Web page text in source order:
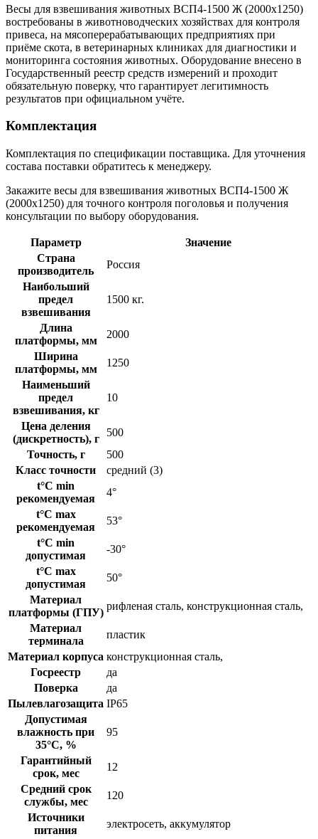
Весы для взвешивания животных ВСП4-1500 Ж (2000х1250)
востребованы в животноводческих хозяйствах для контроля
привеса, на мясоперерабатывающих предприятиях при
приёме скота, в ветеринарных клиниках для диагностики и
мониторинга состояния животных. Оборудование внесено в
Государственный реестр средств измерений и проходит
обязательную поверку, что гарантирует легитимность
результатов при официальном учёте.
Комплектация
Комплектация по спецификации поставщика. Для уточнения
состава поставки обратитесь к менеджеру.
Закажите весы для взвешивания животных ВСП4-1500 Ж
(2000х1250) для точного контроля поголовья и получения
консультации по выбору оборудования.
Параметр
Значение
Страна
производитель
Россия
Наибольший
предел
взвешивания
1500 кг.
Длина
платформы, мм
2000
Ширина
платформы, мм
1250
Наименьший
предел
взвешивания, кг
10
Цена деления
(дискретность), г
500
Точность, г
500
Класс точности
средний (3)
t°C min
рекомендуемая
4°
t°C max
рекомендуемая
53°
t°C min
допустимая
-30°
t°C max
допустимая
50°
Материал
платформы (ГПУ)
рифленая сталь, конструкционная сталь,
Материал
терминала
пластик
Материал корпуса конструкционная сталь,
Госреестр
да
Поверка
да
Пылевлагозащита IP65
Допустимая
влажность при
35°С, %
95
Гарантийный
срок, мес
12
Средний срок
службы, мес
120
Источники
питания
электросеть, аккумулятор